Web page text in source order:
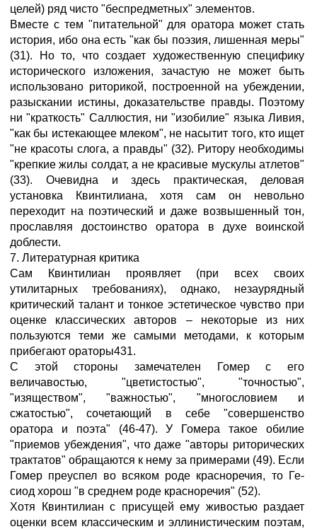
целей) ряд чисто "беспредметных" элементов.
Вместе с тем "питательной" для оратора может стать
история, ибо она есть "как бы поэзия, лишенная меры"
(31). Но то, что создает художественную специфику
исторического изложения, зачастую не может быть
использовано риторикой, построенной на убеждении,
разыскании истины, доказательстве правды. Поэтому
ни "краткость" Саллюстия, ни "изобилие" языка Ливия,
"как бы истекающее млеком", не насытит того, кто ищет
"не красоты слога, а правды" (32). Ритору необходимы
"крепкие жилы солдат, а не красивые мускулы атлетов"
(33). Очевидна и здесь практическая, деловая
установка Квинтилиана, хотя сам он невольно
переходит на поэтический и даже возвышенный тон,
прославляя достоинство оратора в духе воинской
доблести.
7. Литературная критика
Сам Квинтилиан проявляет (при всех своих
утилитарных требованиях), однако, незаурядный
критический талант и тонкое эстетическое чувство при
оценке классических авторов – некоторые из них
пользуются теми же самыми методами, к которым
прибегают ораторы431.
С этой стороны замечателен Гомер с его
величавостью, "цветистостью", "точностью",
"изяществом", "важностью", "многословием и
сжатостью", сочетающий в себе "совершенство
оратора и поэта" (46-47). У Гомера такое обилие
"приемов убеждения", что даже "авторы риторических
трактатов" обращаются к нему за примерами (49). Если
Гомер преуспел во всяком роде красноречия, то Ге-
сиод хорош "в среднем роде красноречия" (52).
Хотя Квинтилиан с присущей ему живостью раздает
оценки всем классическим и эллинистическим поэтам,